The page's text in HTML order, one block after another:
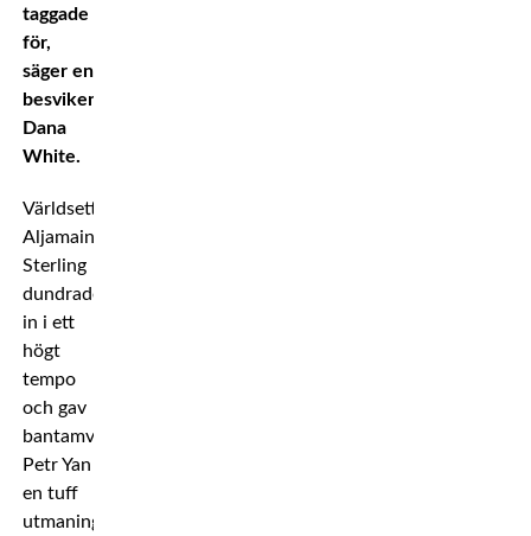
taggade
för,
säger en
besviken
Dana
White.
Världsettan
Aljamain
Sterling
dundrade
in i ett
högt
tempo
och gav
bantamviktsmästare
Petr Yan
en tuff
utmaning